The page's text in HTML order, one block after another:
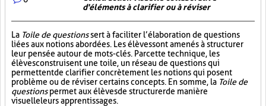
d'éléments à clarifier ou à réviser
La Toile de questionssert à faciliter l’élaboration de questions
liées aux notions abordées. Les élèves sont amenés à structurer
leur pensée autour de mots-clés. Par cette technique, les
élèves construisent une toile, un réseau de questions qui
permettent de clarifier concrètement les notions qui posent
problème ou de réviser certains concepts. En somme, la Toile de
questionspermet aux élèves de structurer de manière
visuelle leurs apprentissages.